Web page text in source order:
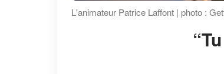
L'animateur Patrice Laffont | photo :